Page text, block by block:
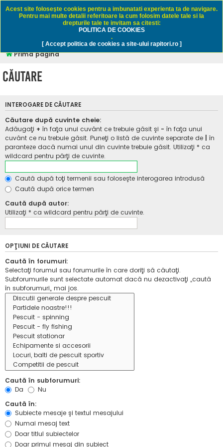
Rapitori.ro - Pescuit sportiv
Prima pagină
Căutare
INTEROGARE DE CĂUTARE
Căutare după cuvinte cheie:
Adăugaţi + în faţa unui cuvânt ce trebuie găsit şi - în faţa unui
cuvânt ce nu trebuie găsit. Puneţi o listă de cuvinte separate de
în
paranteze dacă numai unul din cuvinte trebuie găsit. Utilizaţi * ca
wildcard pentru părţi de cuvinte.
Caută după toţi termenii sau foloseşte interogarea introdusă
Caută după orice termen
Caută după autor:
Utilizaţi * ca wildcard pentru părţi de cuvinte.
OPŢIUNI DE CĂUTARE
Caută în forumuri:
Selectaţi forumul sau forumurile în care doriţi să căutaţi.
Subforumurile sunt selectate automat dacă nu dezactivaţi „caută
în subforumuri„ mai jos.
Caută în subforumuri:
Da
Nu
Caută în:
Subiecte mesaje şi textul mesajului
Numai mesaj text
Doar titlul subiectelor
Doar primul mesaj din subiect
Acest site foloseşte cookies pentru a imbunatati experienta ta de navigare.
Pentru mai multe detalii referitoare la cum folosim datele tale si la
drepturile tale te invitam sa citesti:
POLITICA DE COOKIES
.
[ Accept politica de cookies a site-ului rapitori.ro ]